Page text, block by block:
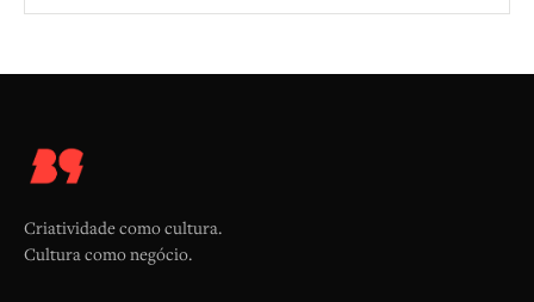
Criatividade como cultura.
Cultura como negócio.